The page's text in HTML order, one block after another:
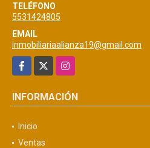
TELÉFONO
5531424805
EMAIL
inmobiliariaalianza19@gmail.com
Facebook
Instagram
INFORMACIÓN
Inicio
Ventas